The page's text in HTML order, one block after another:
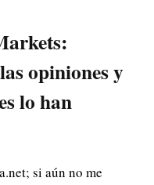
opiniones y
lo han
si aún no me